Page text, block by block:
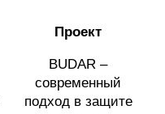
Проект
BUDAR –
современный
подход в защите